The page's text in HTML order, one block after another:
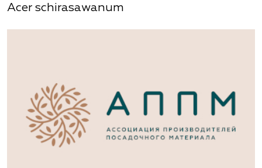
Acer schirasawanum